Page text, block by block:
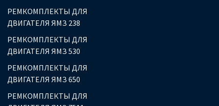
РЕМКОМПЛЕКТЫ ДЛЯ
ДВИГАТЕЛЯ ЯМЗ 238
РЕМКОМПЛЕКТЫ ДЛЯ
ДВИГАТЕЛЯ ЯМЗ 530
РЕМКОМПЛЕКТЫ ДЛЯ
ДВИГАТЕЛЯ ЯМЗ 650
РЕМКОМПЛЕКТЫ ДЛЯ